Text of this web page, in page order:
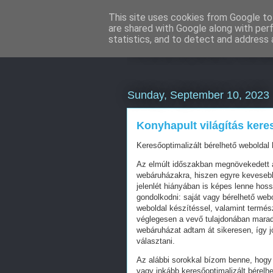
Weboldal
Sunday, September 10, 2023
Konyhapult világítás
Keresőoptimalizált bérelhető
Az elmúlt időszakban
webáruházakra, hiszen egyre
jelenlét hiányában is képes lenne
gondolkodni: saját vagy bérelhető
weboldal készítéssel, valamint
véglegesen a vevő tulajdonában
webáruházat adtam át sikeresen, így
választani.
Az alábbi sorokkal bízom benne,
vagy inkább keresőoptimalizált
This site uses cookies from Google
are shared with Google along with
statistics, and to detect and address